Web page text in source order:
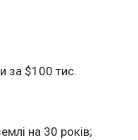
за $100 тис.
на 30 років;